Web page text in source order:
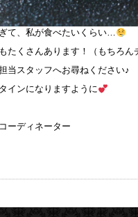
て、私が食べたいくらい…
たくさんあります！（もちろん
当スタッフへお尋ねください♪
インになりますように
ーディネーター